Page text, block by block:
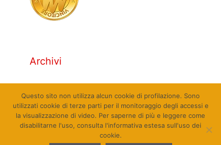
Archivi
Questo sito non utilizza alcun cookie di profilazione. Sono
utilizzati cookie di terze parti per il monitoraggio degli accessi e
la visualizzazione di video. Per saperne di più e leggere come
disabilitarne l'uso, consulta l'informativa estesa sull'uso dei
cookie.